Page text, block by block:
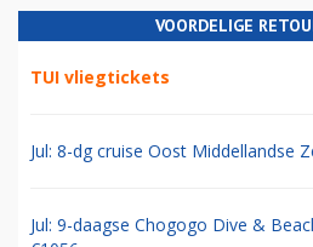
VOORDELIGE
TUI vliegtickets
Jul: 8-dg cruise Oost Middellandse
Jul: 9-daagse Chogogo Dive &